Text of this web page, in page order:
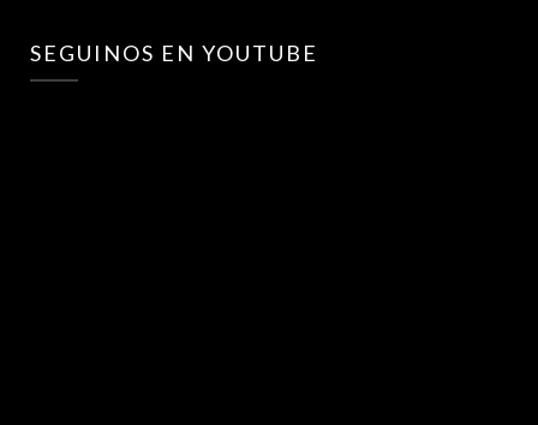
SEGUINOS EN YOUTUBE